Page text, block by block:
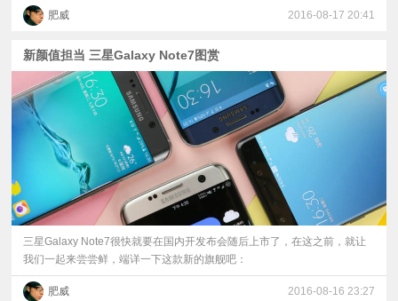
肥威 2016-08-17 20:41
新颜值担当 三星Galaxy Note7图赏
三星Galaxy Note7很快就要在国内开发布会随后上市了，在这之前，就让
我们一起来尝尝鲜，端详一下这款新的旗舰吧：
肥威 2016-08-16 23:27